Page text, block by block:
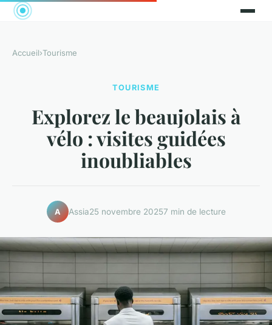
Accueil›Tourisme
TOURISME
Explorez le beaujolais à
vélo : visites guidées
inoubliables
A Assia25 novembre 20257 min de lecture